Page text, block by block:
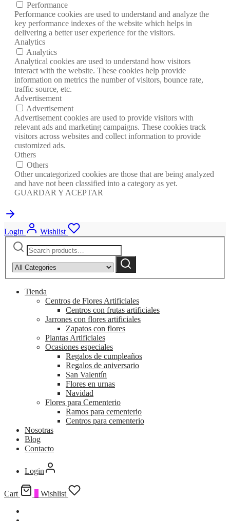
Performance
Performance cookies are used to understand and analyze the
key performance indexes of the website which helps in
delivering a better user experience for the visitors.
Analytics
Analytics
Analytical cookies are used to understand how visitors
interact with the website. These cookies help provide
information on metrics the number of visitors, bounce rate,
traffic source, etc.
Advertisement
Advertisement
Advertisement cookies are used to provide visitors with
relevant ads and marketing campaigns. These cookies track
visitors across websites and collect information to provide
customized ads.
Others
Others
Other uncategorized cookies are those that are being analyzed
and have not been classified into a category as yet.
GUARDAR Y ACEPTAR
Login
Wishlist
Search
for:
category:
Search
Tienda
Centros de Flores Artificiales
Centros con frutas artificiales
Jarrones con flores artificiales
Zapatos con flores
Plantas Artificiales
Ocasiones especiales
Regalos de cumpleaños
Regalos de aniversario
San Valentín
Flores en urnas
Navidad
Flores para Cementerio
Ramos para cementerio
Centros para cementerio
Nosotras
Blog
Contacto
Login
Cart Wishlist